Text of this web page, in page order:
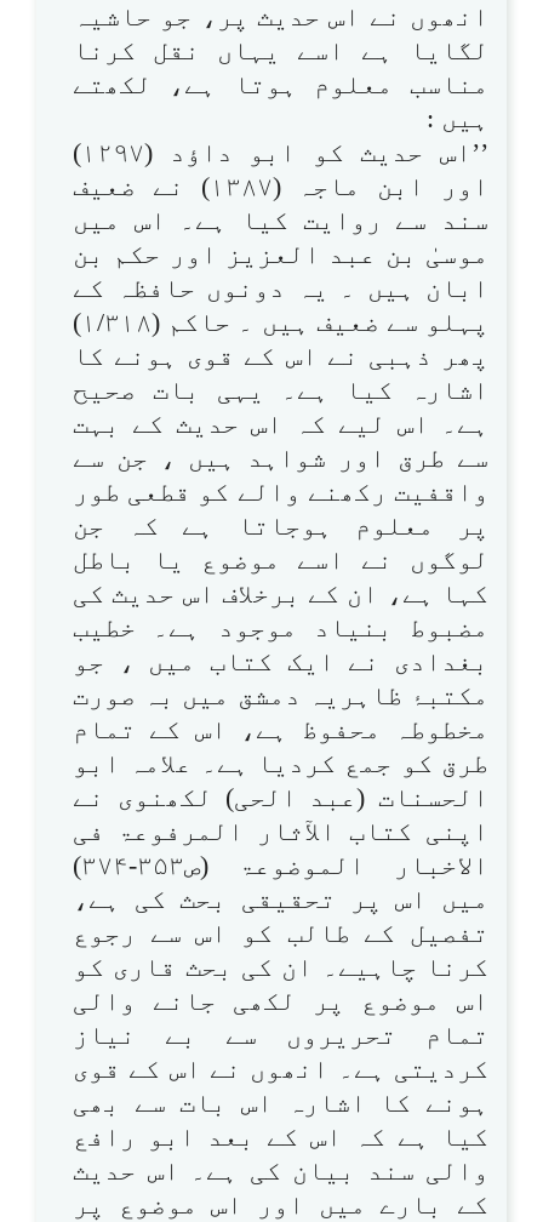
انھوں نے اس حدیث پر، جو حاشیہ
لگایا ہے اسے یہاں نقل کرنا
مناسب معلوم ہوتا ہے، لکھتے
ہیں :
’’اس حدیث کو ابو داؤد (۱۲۹۷)
اور ابن ماجہ (۱۳۸۷) نے ضعیف
سند سے روایت کیا ہے۔ اس میں
موسیٰ بن عبد العزیز اور حکم بن
ابان ہیں ۔ یہ دونوں حافظہ کے
پہلو سے ضعیف ہیں ۔ حاکم (۱/۳۱۸)
پھر ذہبی نے اس کے قوی ہونے کا
اشارہ کیا ہے۔ یہی بات صحیح
ہے۔ اس لیے کہ اس حدیث کے بہت
سے طرق اور شواہد ہیں ، جن سے
واقفیت رکھنے والے کو قطعی طور
پر معلوم ہوجاتا ہے کہ جن
لوگوں نے اسے موضوع یا باطل
کہا ہے، ان کے برخلاف اس حدیث کی
مضبوط بنیاد موجود ہے۔ خطیب
بغدادی نے ایک کتاب میں ، جو
مکتبۂ ظاہریہ دمشق میں بہ صورت
مخطوطہ محفوظ ہے، اس کے تمام
طرق کو جمع کردیا ہے۔ علامہ ابو
الحسنات (عبد الحی) لکھنوی نے
اپنی کتاب الآثار المرفوعۃ فی
الاخبار الموضوعۃ (ص۳۵۳-۳۷۴)
میں اس پر تحقیقی بحث کی ہے،
تفصیل کے طالب کو اس سے رجوع
کرنا چاہیے۔ ان کی بحث قاری کو
اس موضوع پر لکھی جانے والی
تمام تحریروں سے بے نیاز
کردیتی ہے۔ انھوں نے اس کے قوی
ہونے کا اشارہ اس بات سے بھی
کیا ہے کہ اس کے بعد ابو رافع
والی سند بیان کی ہے۔ اس حدیث
کے بارے میں اور اس موضوع پر